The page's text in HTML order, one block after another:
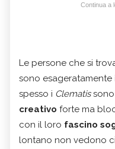
Continua a
Le persone che si
sono esageratamente
spesso i Clematissono
creativo forte ma
con il loro fascino
lontano non vedono